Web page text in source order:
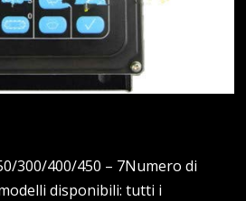
300/400/450 – 7Numero di
disponibili: tutti i